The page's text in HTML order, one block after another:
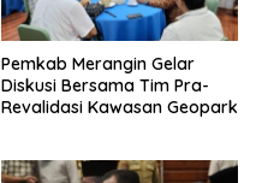
Pemkab Merangin Gelar
Diskusi Bersama Tim Pra-
Revalidasi Kawasan Geopark